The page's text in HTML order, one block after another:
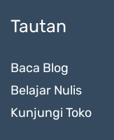
Tautan
Baca Blog
Belajar Nulis
Kunjungi Toko